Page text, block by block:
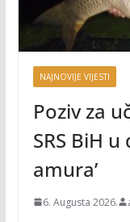
NAJNOVIJE VIJESTI
Poziv za
SRS BiH
amura’
6. Augusta 2026.